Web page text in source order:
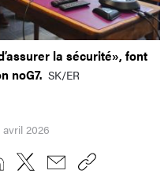
la sécurité», font
noG7. SK/ER
2026